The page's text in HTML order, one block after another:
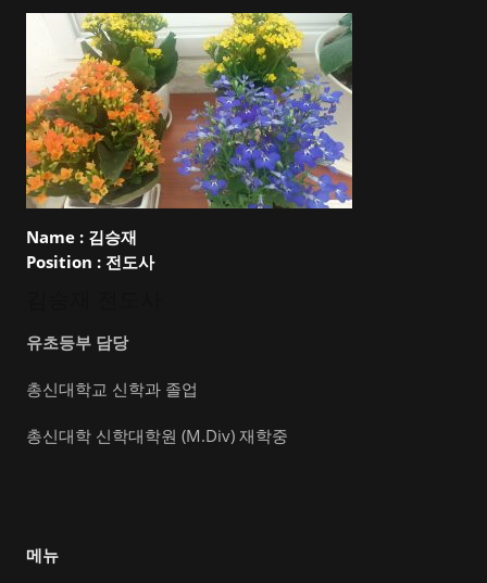
Name : 김승재
Position : 전도사
유초등부 담당
총신대학교 신학과 졸업
총신대학 신학대학원 (M.Div) 재학중
메뉴